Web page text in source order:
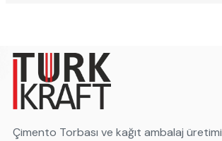
Çimento Torbası ve kağıt ambalaj üretimi